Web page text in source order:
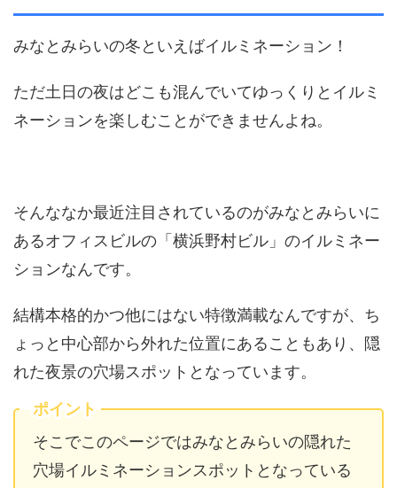
みなとみらいの冬といえばイルミネーション！
ただ土日の夜はどこも混んでいてゆっくりとイルミ
ネーションを楽しむことができませんよね。
そんななか最近注目されているのがみなとみらいに
あるオフィスビルの「横浜野村ビル」のイルミネー
ションなんです。
結構本格的かつ他にはない特徴満載なんですが、ち
ょっと中心部から外れた位置にあることもあり、隠
れた夜景の穴場スポットとなっています。
ポイント
そこでこのページではみなとみらいの隠れた
穴場イルミネーションスポットとなっている